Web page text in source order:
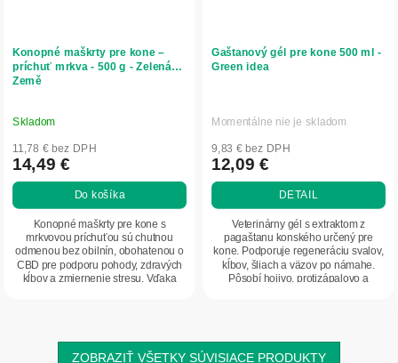
Konopné maškrty pre kone –
príchuť mrkva - 500 g - Zelená
Země
Skladom
11,78 € bez DPH
14,49 €
Do košíka
Konopné maškrty pre kone s
mrkvovou príchuťou sú chutnou
odmenou bez obilnín, obohatenou o
CBD pre podporu pohody, zdravých
kĺbov a zmiernenie stresu. Vďaka
Gaštanový gél pre kone 500 ml -
Green idea
Momentálne nie je skladom
9,83 € bez DPH
12,09 €
DETAIL
Veterinárny gél s extraktom z
pagaštanu konského určený pre
kone. Podporuje regeneráciu svalov,
kĺbov, šliach a väzov po námahe.
Pôsobí hojivo, protizápalovo a
ZOBRAZIŤ VŠETKY SÚVISIACE PRODUKTY